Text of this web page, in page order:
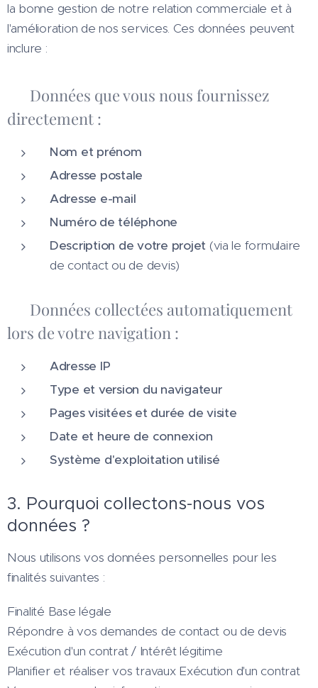
la bonne gestion de notre relation commerciale et à
l'amélioration de nos services. Ces données peuvent
inclure :
📋 Données que vous nous fournissez
directement :
Nom et prénom
Adresse postale
Adresse e-mail
Numéro de téléphone
Description de votre projet (via le formulaire
de contact ou de devis)
🌐 Données collectées automatiquement
lors de votre navigation :
Adresse IP
Type et version du navigateur
Pages visitées et durée de visite
Date et heure de connexion
Système d'exploitation utilisé
3. Pourquoi collectons-nous vos
données ?
Nous utilisons vos données personnelles pour les
finalités suivantes :
Finalité Base légale
Répondre à vos demandes de contact ou de devis
Exécution d'un contrat / Intérêt légitime
Planifier et réaliser vos travaux Exécution d'un contrat